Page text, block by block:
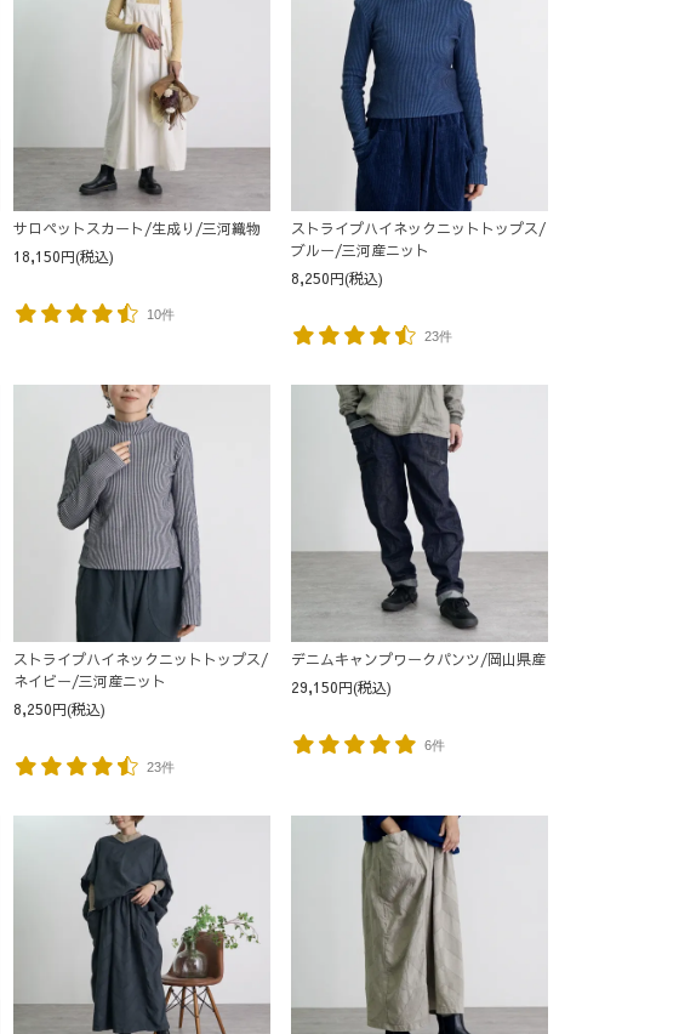
サロペットスカート/生成り/三河織物
18,150円(税込)
10件
ストライプハイネックニットトップス/
ブルー/三河産ニット
8,250円(税込)
23件
ストライプハイネックニットトップス/
ネイビー/三河産ニット
8,250円(税込)
23件
デニムキャンプワークパンツ/岡山県産
29,150円(税込)
6件